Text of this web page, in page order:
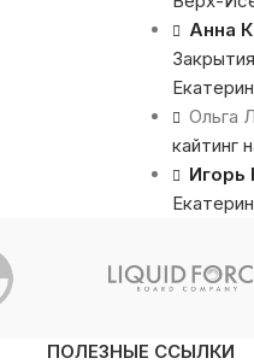
Анна
Ольга
кайтинг
Игорь
ПОЛЕЗНЫЕ ССЫЛКИ